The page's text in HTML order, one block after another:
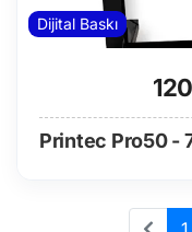
Dijital Baskı
Printec Pro50 - 7